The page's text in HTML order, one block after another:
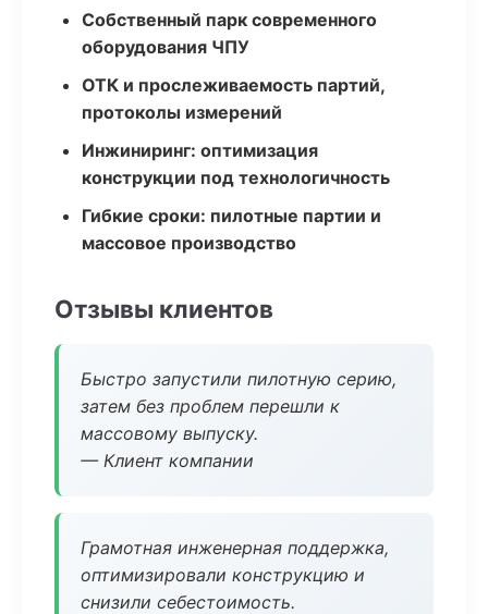
Собственный парк современного
оборудования ЧПУ
ОТК и прослеживаемость партий,
протоколы измерений
Инжиниринг: оптимизация
конструкции под технологичность
Гибкие сроки: пилотные партии и
массовое производство
Отзывы клиентов
Быстро запустили пилотную серию,
затем без проблем перешли к
массовому выпуску.
— Клиент компании
Грамотная инженерная поддержка,
оптимизировали конструкцию и
снизили себестоимость.